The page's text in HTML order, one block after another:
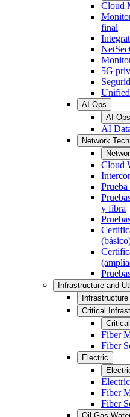
Cloud
final
5G
AI Ops
AI Ops
AI
Network
Cloud
y fibra
Infrastructure and
Critical
Fiber
Fiber
Electric
Fiber
Fiber